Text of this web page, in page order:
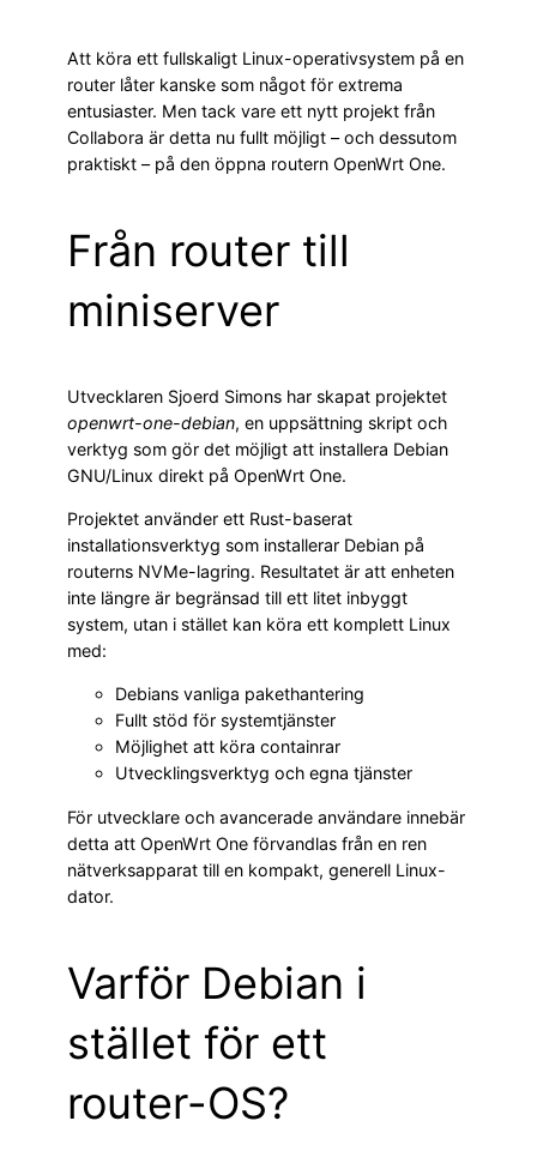
Att köra ett fullskaligt Linux-operativsystem på en
router låter kanske som något för extrema
entusiaster. Men tack vare ett nytt projekt från
Collabora är detta nu fullt möjligt – och dessutom
praktiskt – på den öppna routern OpenWrt One.
Från router till
miniserver
Utvecklaren Sjoerd Simons har skapat projektet
openwrt-one-debian, en uppsättning skript och
verktyg som gör det möjligt att installera Debian
GNU/Linux direkt på OpenWrt One.
Projektet använder ett Rust-baserat
installationsverktyg som installerar Debian på
routerns NVMe-lagring. Resultatet är att enheten
inte längre är begränsad till ett litet inbyggt
system, utan i stället kan köra ett komplett Linux
med:
Debians vanliga pakethantering
Fullt stöd för systemtjänster
Möjlighet att köra containrar
Utvecklingsverktyg och egna tjänster
För utvecklare och avancerade användare innebär
detta att OpenWrt One förvandlas från en ren
nätverksapparat till en kompakt, generell Linux-
dator.
Varför Debian i
stället för ett
router-OS?